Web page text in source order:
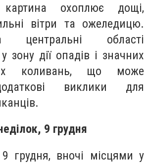
картина охоплює дощі,
вітри та ожеледицю.
області
зону дії опадів і значних
коливань, що може
виклики для
9 грудня
грудня, вночі місцями у